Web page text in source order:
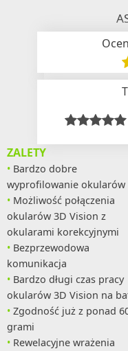
ZALETY
Bardzo dobre
wyprofilowanie okularów
Możliwość połączenia
okularów 3D Vision z
okularami korekcyjnymi
Bezprzewodowa
komunikacja
Bardzo długi czas pracy
okularów 3D Vision na
Zgodność już z ponad
grami
Rewelacyjne wrażenia